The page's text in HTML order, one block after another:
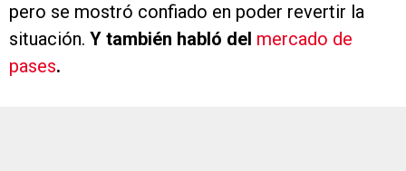
pero se mostró confiado en poder revertir la
situación. Y también habló del mercado de
pases.